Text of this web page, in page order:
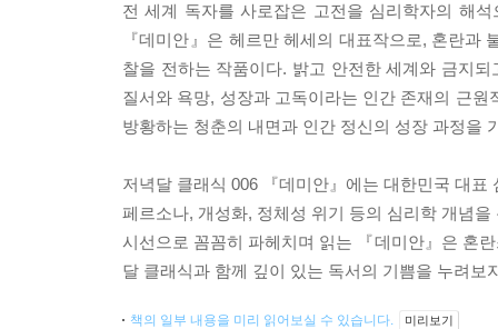
전 세계 독자를 사로잡은 고전을 심리학자의 해
『데미안』은 헤르만 헤세의 대표작으로, 혼란
찰을 전하는 작품이다. 밝고 안전한 세계와 금지
질서와 욕망, 성장과 고독이라는 인간 존재의 근
방황하는 청춘의 내면과 인간 정신의 성장 과정을
저녁달 클래식 006 『데미안』에는 대한민국 대
페르소나, 개성화, 정체성 위기 등의 심리학 개념
시선으로 꼼꼼히 파헤치며 읽는 『데미안』은 혼
달 클래식과 함께 깊이 있는 독서의 기쁨을 누려보
책의 일부 내용을 미리 읽어보실 수 있습니다. 미리보기